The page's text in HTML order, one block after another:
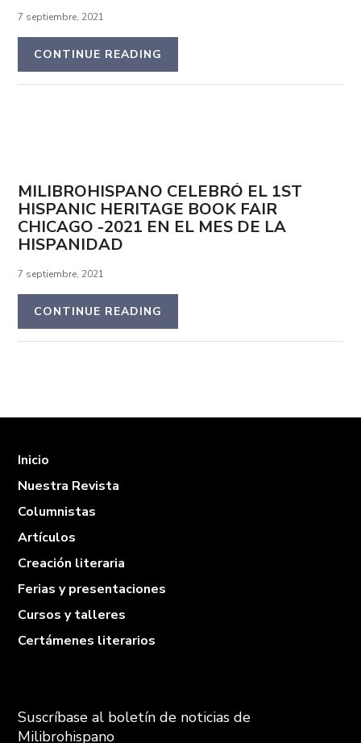
7 septiembre, 2021
CONTINUE READING
MILIBROHISPANO CELEBRÓ EL 1ST
HISPANIC HERITAGE BOOK FAIR
CHICAGO -2021 EN EL MES DE LA
HISPANIDAD
7 septiembre, 2021
CONTINUE READING
Inicio
Nuestra Revista
Columnistas
Artículos
Creación literaria
Ferias y presentaciones
Cursos y talleres
Certámenes literarios
Suscríbase al boletín de noticias de
Milibrohispano